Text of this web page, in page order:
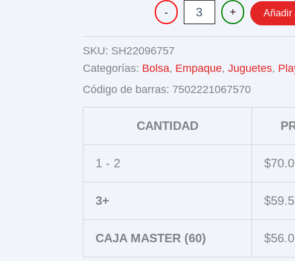
-
PISTOLA
DE
cantidad
+ Añadir
SKU: SH22096757
Categorías: Bolsa, Empaque, Juguetes,
Código de barras: 7502221067570
CANTIDAD
1 - 2 $
3+ $
CAJA MASTER (60) $